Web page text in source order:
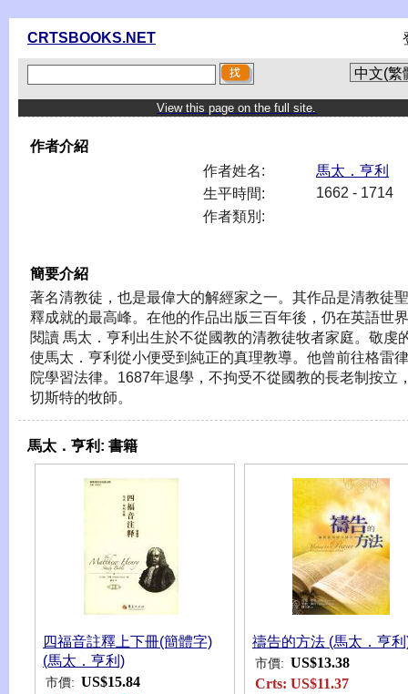
CRTSBOOKS.NET
View this page on the full site.
作者介紹
作者姓名:
馬太．亨利
生平時間:
1662 - 1714
作者類別:
簡要介紹
著名清教徒，也是最偉大的解經家之一。其作品是清教徒
釋成就的最高峰。在他的作品出版三百年後，仍在英語世
閱讀 馬太．亨利出生於不從國教的清教徒牧者家庭。敬虔
使馬太．亨利從小便受到純正的真理教導。他曾前往格雷
院學習法律。1687年退學，不拘受不從國教的長老制按立
切斯特的牧師。
馬太．亨利: 書籍
四福音註釋上下冊(簡體字)
(馬太．亨利)
市價: US$15.84
禱告的方法 (馬太．亨
市價: US$13.38
Crts: US$11.37